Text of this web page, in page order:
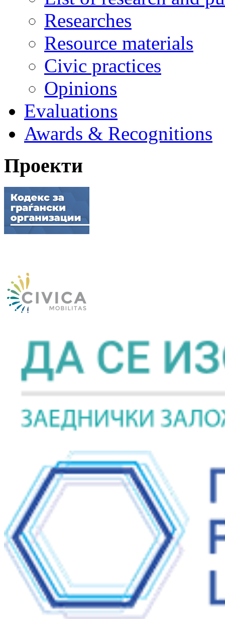
Researches
Resource materials
Civic practices
Opinions
Evaluations
Awards & Recognitions
Проекти